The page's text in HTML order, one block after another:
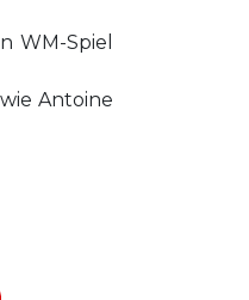
WM-Spiel
Antoine